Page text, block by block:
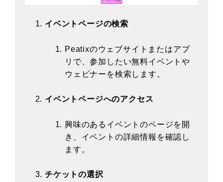
イベントページの検索
Peatixのウェブサイトまたはアプ
リで、参加したい無料イベントや
ウェビナーを検索します。
イベントページへのアクセス
興味のあるイベントのページを開
き、イベントの詳細情報を確認し
ます。
チケットの選択